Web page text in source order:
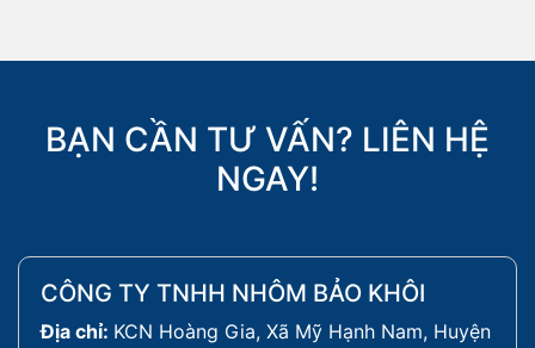
BẠN CẦN TƯ VẤN? LIÊN HỆ
NGAY!
CÔNG TY TNHH NHÔM BẢO KHÔI
Địa chỉ: KCN Hoàng Gia, Xã Mỹ Hạnh Nam, Huyện